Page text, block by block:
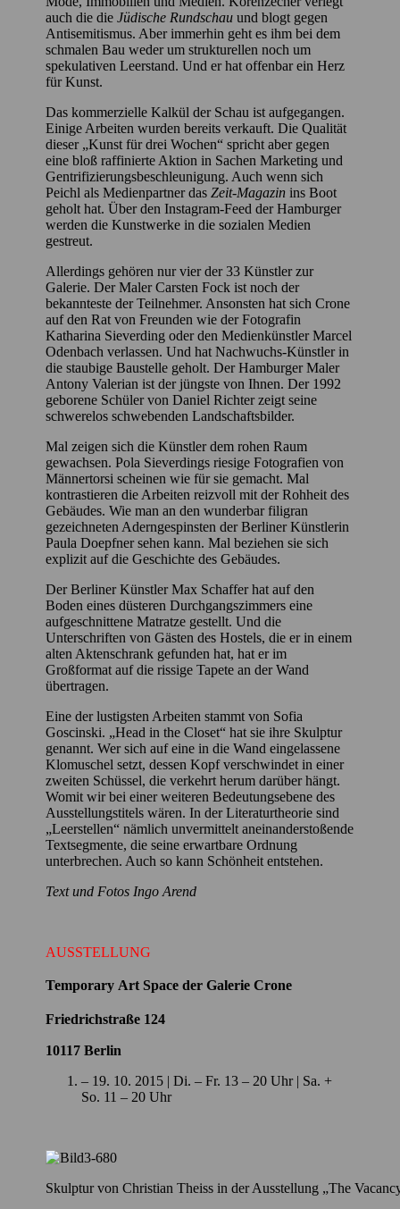
auch die dieJüdische Rundschau und blogt gegen
Antisemitismus. Aber immerhin geht es ihm bei dem
schmalen Bau weder um strukturellen noch um
spekulativen Leerstand. Und er hat offenbar ein Herz
für Kunst.
Das kommerzielle Kalkül der Schau ist aufgegangen.
Einige Arbeiten wurden bereits verkauft. Die Qualität
dieser „Kunst für drei Wochen“ spricht aber gegen
eine bloß raffinierte Aktion in Sachen Marketing und
Gentrifizierungsbeschleunigung. Auch wenn sich
Peichl als Medienpartner dasZeit-Magazin ins Boot
geholt hat. Über den Instagram-Feed der Hamburger
werden die Kunstwerke in die sozialen Medien
gestreut.
Allerdings gehören nur vier der 33 Künstler zur
Galerie. Der Maler Carsten Fock ist noch der
bekannteste der Teilnehmer. Ansonsten hat sich Crone
auf den Rat von Freunden wie der Fotografin
Katharina Sieverding oder den Medienkünstler Marcel
Odenbach verlassen. Und hat Nachwuchs-Künstler in
die staubige Baustelle geholt. Der Hamburger Maler
Antony Valerian ist der jüngste von Ihnen. Der 1992
geborene Schüler von Daniel Richter zeigt seine
schwerelos schwebenden Landschaftsbilder.
Mal zeigen sich die Künstler dem rohen Raum
gewachsen. Pola Sieverdings riesige Fotografien von
Männertorsi scheinen wie für sie gemacht. Mal
kontrastieren die Arbeiten reizvoll mit der Rohheit des
Gebäudes. Wie man an den wunderbar filigran
gezeichneten Aderngespinsten der Berliner Künstlerin
Paula Doepfner sehen kann. Mal beziehen sie sich
explizit auf die Geschichte des Gebäudes.
Der Berliner Künstler Max Schaffer hat auf den
Boden eines düsteren Durchgangszimmers eine
aufgeschnittene Matratze gestellt. Und die
Unterschriften von Gästen des Hostels, die er in einem
alten Aktenschrank gefunden hat, hat er im
Großformat auf die rissige Tapete an der Wand
übertragen.
Eine der lustigsten Arbeiten stammt von Sofia
Goscinski. „Head in the Closet“ hat sie ihre Skulptur
genannt. Wer sich auf eine in die Wand eingelassene
Klomuschel setzt, dessen Kopf verschwindet in einer
zweiten Schüssel, die verkehrt herum darüber hängt.
Womit wir bei einer weiteren Bedeutungsebene des
Ausstellungstitels wären. In der Literaturtheorie sind
„Leerstellen“ nämlich unvermittelt aneinanderstoßende
Textsegmente, die seine erwartbare Ordnung
unterbrechen. Auch so kann Schönheit entstehen.
Text und Fotos Ingo Arend
AUSSTELLUNG
Temporary Art Space der Galerie Crone
Friedrichstraße 124
10117 Berlin
– 19. 10. 2015 | Di. – Fr. 13 – 20 Uhr | Sa. +
So. 11 – 20 Uhr
Skulptur von Christian Theiss in der Ausstellung „The